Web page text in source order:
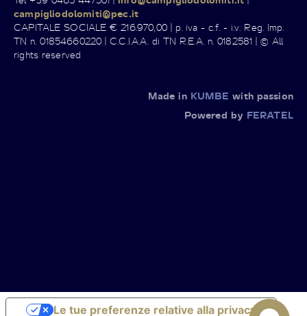
campigliodolomiti@pec.it
CAPITALE SOCIALE € 216.970,00 | p. iva - c.f. - i.v. Reg. Imp.
TN n. 01854660220 | C.C.I.A.A. di TN R.E.A. n. 0182581 | © All
rights reserved
Made in KUMBE with passion
Powered by FERATEL
Le tue preferenze relative alla privacy